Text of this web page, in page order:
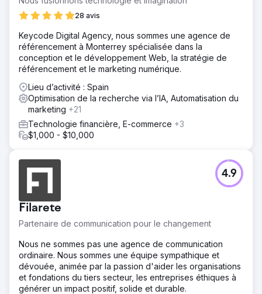
28 avis
Keycode Digital Agency, nous sommes une agence de
référencement à Monterrey spécialisée dans la
conception et le développement Web, la stratégie de
référencement et le marketing numérique.
Lieu d’activité : Spain
Optimisation de la recherche via l’IA, Automatisation du
marketing +21
Technologie financière, E-commerce +3
$1,000 - $10,000
Filarete
Partenaire de communication pour le changement
4.9
Nous ne sommes pas une agence de communication
ordinaire. Nous sommes une équipe sympathique et
dévouée, animée par la passion d'aider les organisations
et fondations du tiers secteur, les entreprises éthiques à
générer un impact positif, solide et durable.